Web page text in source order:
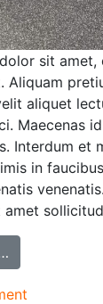
sit amet,
Aliquam
aliquet
Maecenas
Interdum et
in
amet